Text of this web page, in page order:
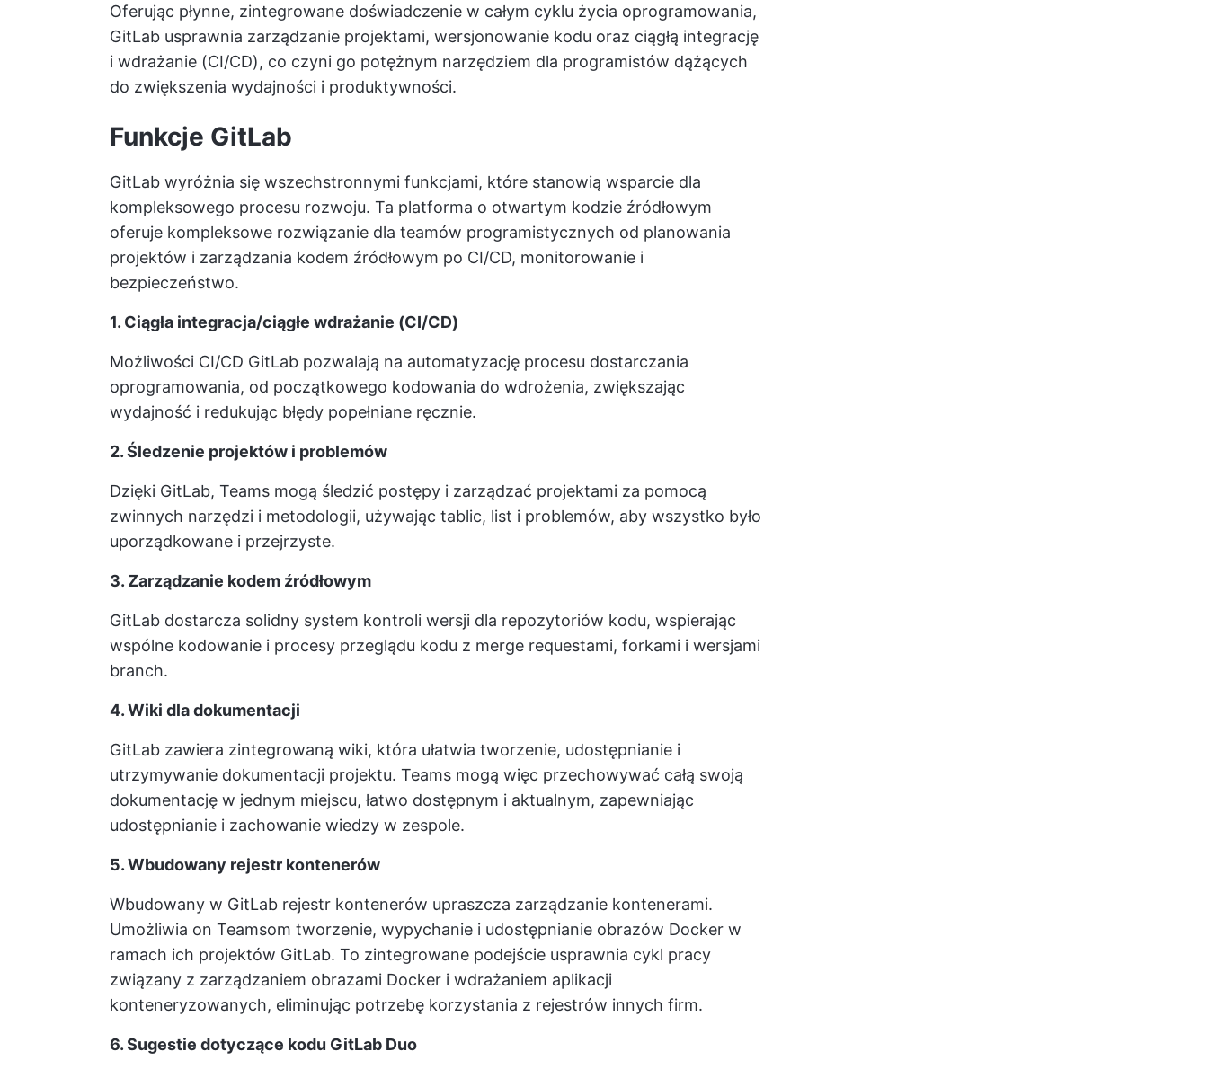
Oferując płynne, zintegrowane doświadczenie w całym cyklu życia oprogramowania,
GitLab usprawnia zarządzanie projektami, wersjonowanie kodu oraz ciągłą integrację
i wdrażanie (CI/CD), co czyni go potężnym narzędziem dla programistów dążących
do zwiększenia wydajności i produktywności.
Funkcje GitLab
GitLab wyróżnia się wszechstronnymi funkcjami, które stanowią wsparcie dla
kompleksowego procesu rozwoju. Ta platforma o otwartym kodzie źródłowym
oferuje kompleksowe rozwiązanie dla teamów programistycznych od planowania
projektów i zarządzania kodem źródłowym po CI/CD, monitorowanie i
bezpieczeństwo.
1. Ciągła integracja/ciągłe wdrażanie (CI/CD)
Możliwości CI/CD GitLab pozwalają na automatyzację procesu dostarczania
oprogramowania, od początkowego kodowania do wdrożenia, zwiększając
wydajność i redukując błędy popełniane ręcznie.
2. Śledzenie projektów i problemów
Dzięki GitLab, Teams mogą śledzić postępy i zarządzać projektami za pomocą
zwinnych narzędzi i metodologii, używając tablic, list i problemów, aby wszystko było
uporządkowane i przejrzyste.
3. Zarządzanie kodem źródłowym
GitLab dostarcza solidny system kontroli wersji dla repozytoriów kodu, wspierając
wspólne kodowanie i procesy przeglądu kodu z merge requestami, forkami i wersjami
branch.
4. Wiki dla dokumentacji
GitLab zawiera zintegrowaną wiki, która ułatwia tworzenie, udostępnianie i
utrzymywanie dokumentacji projektu. Teams mogą więc przechowywać całą swoją
dokumentację w jednym miejscu, łatwo dostępnym i aktualnym, zapewniając
udostępnianie i zachowanie wiedzy w zespole.
5. Wbudowany rejestr kontenerów
Wbudowany w GitLab rejestr kontenerów upraszcza zarządzanie kontenerami.
Umożliwia on Teamsom tworzenie, wypychanie i udostępnianie obrazów Docker w
ramach ich projektów GitLab. To zintegrowane podejście usprawnia cykl pracy
związany z zarządzaniem obrazami Docker i wdrażaniem aplikacji
konteneryzowanych, eliminując potrzebę korzystania z rejestrów innych firm.
6. Sugestie dotyczące kodu GitLab Duo